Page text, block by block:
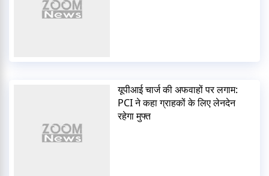
यूपीआई चार्ज की अफवाहों पर लगाम:
PCI ने कहा ग्राहकों के लिए लेनदेन
रहेगा मुफ्त